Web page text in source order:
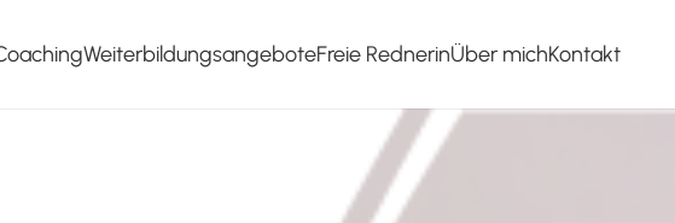
WeiterbildungsangeboteFreie RednerinÜber michKontakt